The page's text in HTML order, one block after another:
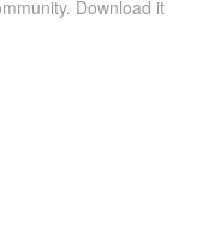
Download it